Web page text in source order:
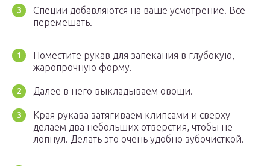
Специи добавляются на ваше усмотрение. Все
перемешать.
Поместите рукав для запекания в глубокую,
жаропрочную форму.
Далее в него выкладываем овощи.
Края рукава затягиваем клипсами и сверху
делаем два небольших отверстия, чтобы не
лопнул. Делать это очень удобно зубочисткой.